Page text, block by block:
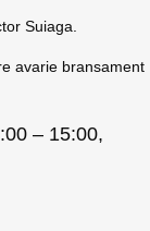
Suiaga.
avarie bransament
– 15:00,